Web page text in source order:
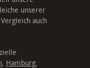
unserer
auch
, Hamburg,